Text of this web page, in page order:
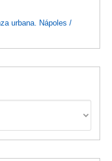
urbana. Nápoles /